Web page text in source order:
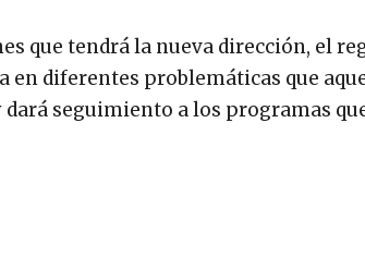
que tendrá la nueva dirección, el
en diferentes problemáticas que
seguimiento a los programas